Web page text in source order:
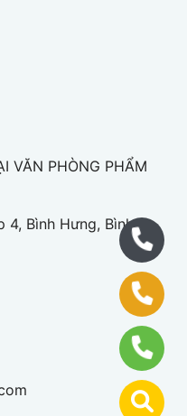
VĂN PHÒNG PHẨM
4, Bình Hưng, Bình